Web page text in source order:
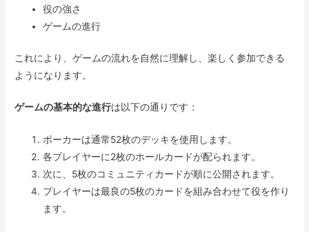
役の強さ
ゲームの進行
これにより、ゲームの流れを自然に理解し、楽しく参加できる
ようになります。
ゲームの基本的な進行は以下の通りです：
ポーカーは通常52枚のデッキを使用します。
各プレイヤーに2枚のホールカードが配られます。
次に、5枚のコミュニティカードが順に公開されます。
プレイヤーは最良の5枚のカードを組み合わせて役を作り
ます。